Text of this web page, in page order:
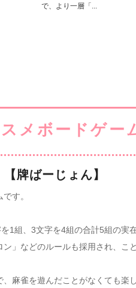
で、より一層「...
牌ばーじょん】
す。
1組、3文字を4組の合計5組の実
」などのルールも採用され、こ
麻雀を遊んだことがなくても楽